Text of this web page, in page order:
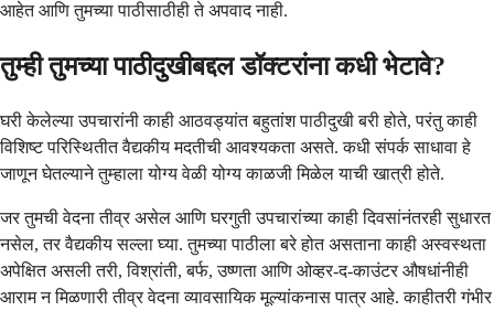
आहेत आणि तुमच्या पाठीसाठीही ते अपवाद नाही.
तुम्ही तुमच्या पाठीदुखीबद्दल डॉक्टरांना कधी भेटावे?
घरी केलेल्या उपचारांनी काही आठवड्यांत बहुतांश पाठीदुखी बरी होते, परंतु काही
विशिष्ट परिस्थितीत वैद्यकीय मदतीची आवश्यकता असते. कधी संपर्क साधावा हे
जाणून घेतल्याने तुम्हाला योग्य वेळी योग्य काळजी मिळेल याची खात्री होते.
जर तुमची वेदना तीव्र असेल आणि घरगुती उपचारांच्या काही दिवसांनंतरही सुधारत
नसेल, तर वैद्यकीय सल्ला घ्या. तुमच्या पाठीला बरे होत असताना काही अस्वस्थता
अपेक्षित असली तरी, विश्रांती, बर्फ, उष्णता आणि ओव्हर-द-काउंटर औषधांनीही
आराम न मिळणारी तीव्र वेदना व्यावसायिक मूल्यांकनास पात्र आहे. काहीतरी गंभीर